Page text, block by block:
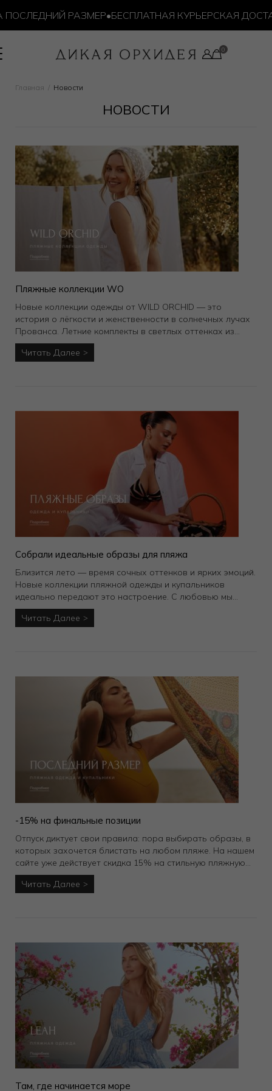
РАЗМЕР•БЕСПЛАТНАЯ КУРЬЕРСКАЯ
Главная Новости
НОВОСТИ
Пляжные коллекции WO
Новые коллекции одежды от WILD ORCHID — это
история о лёгкости и женственности в солнечных лучах
Прованса. Летние комплекты в светлых оттенках из
мягкой вискозы и натурального хлопка, декорированные
изящной вышивкой, точно покорят ваше сердце.
Читать Далее
Собрали идеальные образы для пляжа
Близится лето — время сочных оттенков и ярких эмоций.
Новые коллекции пляжной одежды и купальников
идеально передают это настроение. С любовью мы
подобрали для вас стильные комплекты, которые легко
сочетаются между собой — создавайте эффектные
Читать Далее
-15% на финальные позиции
Отпуск диктует свои правила: пора выбирать образы, в
которых захочется блистать на любом пляже. На нашем
сайте уже действует скидка 15% на стильную пляжную
одежду и яркие купальники в последнем размере. Смело
собирайте чемоданы, ведь самые желанные модели
Читать Далее
Там, где начинается море